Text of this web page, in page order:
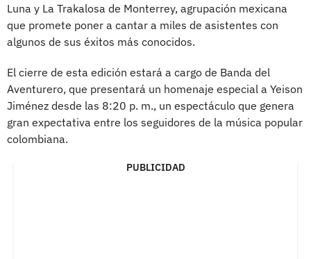
Luna y La Trakalosa de Monterrey, agrupación mexicana
que promete poner a cantar a miles de asistentes con
algunos de sus éxitos más conocidos.
El cierre de esta edición estará a cargo de Banda del
Aventurero, que presentará un homenaje especial a Yeison
Jiménez desde las 8:20 p. m., un espectáculo que genera
gran expectativa entre los seguidores de la música popular
colombiana.
PUBLICIDAD